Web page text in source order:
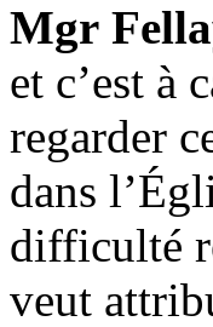
Mgr
et c’est à
regarder
dans
difficulté
veut